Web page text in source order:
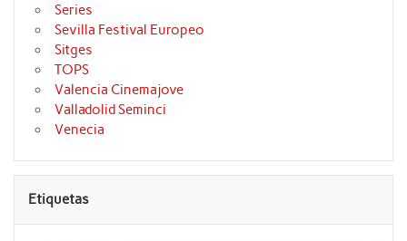
Series
Sevilla Festival Europeo
Sitges
TOPS
Valencia Cinemajove
Valladolid Seminci
Venecia
Etiquetas